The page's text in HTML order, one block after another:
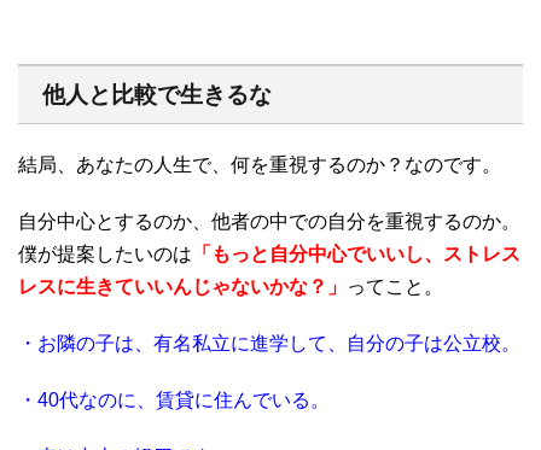
他人と比較で生きるな
結局、あなたの人生で、何を重視するのか？なのです。
自分中心とするのか、他者の中での自分を重視するのか。
僕が提案したいのは 「もっと自分中心でいいし、ストレス
レスに生きていいんじゃないかな？」 ってこと。
・お隣の子は、有名私立に進学して、自分の子は公立校。
・40代なのに、賃貸に住んでいる。